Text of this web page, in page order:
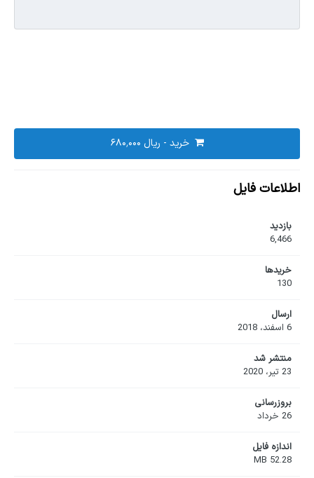
خرید - ‎ریال ۶۸۰٬۰۰۰
اطلاعات فایل
بازدید
6,466
خریدها
130
ارسال
6 اسفند، 2018
منتشر شد
23 تیر، 2020
بروزرسانی
26 خرداد
اندازه فایل
52.28 MB